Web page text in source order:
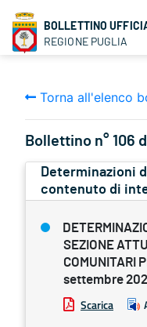
BOLLETTINO
REGIONE PUGLIA
Torna all'elenco
Bollettino n° 106
Determinazioni
contenuto di
SEZIONE
COMUNITARI
settembre
Scarica